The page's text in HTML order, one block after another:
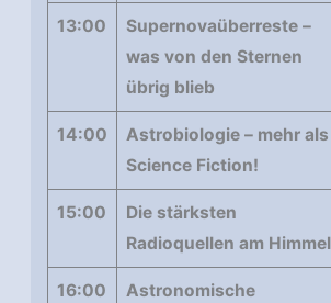
13:00
Supernovaüberreste –
was von den Sternen
übrig blieb
14:00
Astrobiologie – mehr als
Science Fiction!
15:00
Die stärksten
Radioquellen am Himmel
16:00
Astronomische